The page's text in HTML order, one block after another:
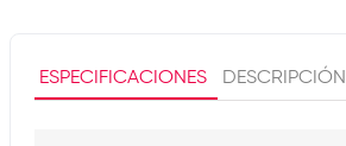
ESPECIFICACIONES DESCRIPCIÓN